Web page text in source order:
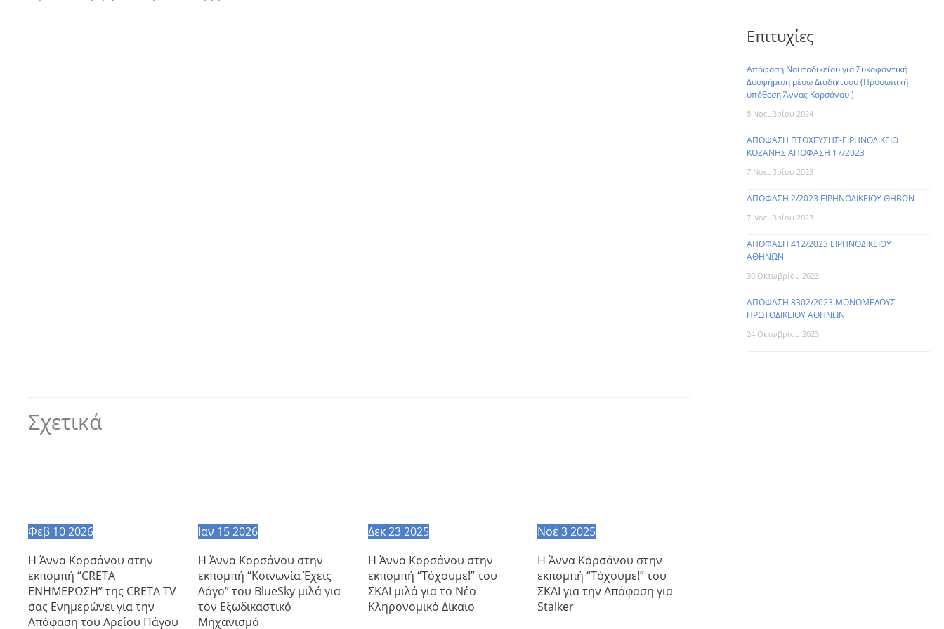
Σχετικά
Φεβ 102026
Η Άννα Κορσάνου στην
εκπομπή “CRETA
ΕΝΗΜΕΡΩΣΗ” της CRETA TV
σας Ενημερώνει για την
Απόφαση του Αρείου Πάγου
Ιαν 152026
Η Άννα Κορσάνου στην
εκπομπή “Κοινωνία Έχεις
Λόγο” του BlueSky μιλά για
τον Εξωδικαστικό
Μηχανισμό
Δεκ 23 2025
Η Άννα Κορσάνου στην
εκπομπή “Τόχουμε!” του
ΣΚΑΙ μιλά για το Νέο
Κληρονομικό Δίκαιο
Νοέ 32025
Η Άννα Κορσάνου στην
εκπομπή “Τόχουμε!” του
ΣΚΑΙ για την Απόφαση για
Stalker
Επιτυχίες
Απόφαση Ναυτοδικείου για Συκοφαντική
Δυσφήμιση μέσω Διαδικτύου (Προσωπική
υπόθεση Άννας Κορσάνου )
8 Νοεμβρίου 2024
ΑΠΟΦΑΣΗ ΠΤΩΧΕΥΣΗΣ-ΕΙΡΗΝΟΔΙΚΕΙΟ
ΚΟΖΑΝΗΣ ΑΠΟΦΑΣΗ 17/2023
7 Νοεμβρίου 2023
ΑΠΟΦΑΣΗ 2/2023 ΕΙΡΗΝΟΔΙΚΕΙΟΥ ΘΗΒΩΝ
7 Νοεμβρίου 2023
ΑΠΟΦΑΣΗ 412/2023 ΕΙΡΗΝΟΔΙΚΕΙΟΥ
ΑΘΗΝΩΝ
30 Οκτωβρίου 2023
ΑΠΟΦΑΣΗ 8302/2023 ΜΟΝΟΜΕΛΟΥΣ
ΠΡΩΤΟΔΙΚΕΙΟΥ ΑΘΗΝΩΝ
24 Οκτωβρίου 2023